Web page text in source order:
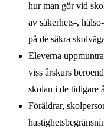
hur man gör vid
av säkerhets-,
på de säkra
Eleverna
viss årskurs
skolan i de tidigare
Föräldrar,